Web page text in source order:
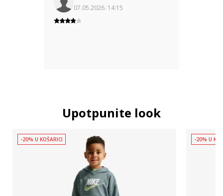
07.05.2026. 14:15
Upotpunite look
-20% U KOŠARICI -20% U